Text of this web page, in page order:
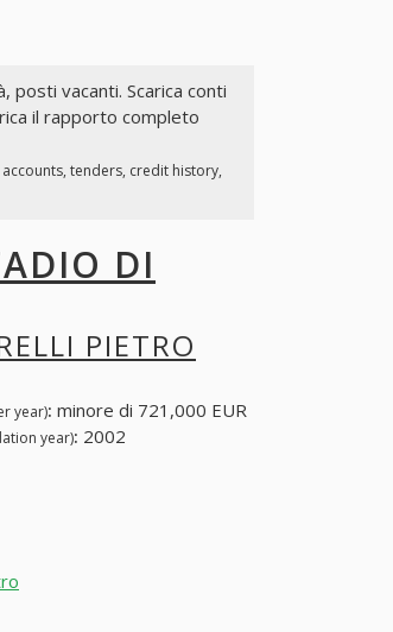
posti vacanti. Scarica conti
il rapporto completo
tenders, credit history,
DI
PIETRO
year): minore di 721,000 EUR
year): 2002